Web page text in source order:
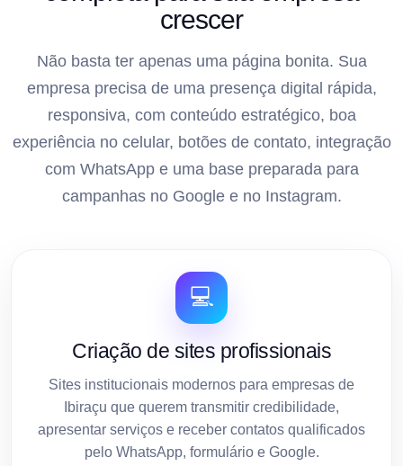
crescer
Não basta ter apenas uma página bonita. Sua
empresa precisa de uma presença digital rápida,
responsiva, com conteúdo estratégico, boa
experiência no celular, botões de contato, integração
com WhatsApp e uma base preparada para
campanhas no Google e no Instagram.
💻
Criação de sites profissionais
Sites institucionais modernos para empresas de
Ibiraçu que querem transmitir credibilidade,
apresentar serviços e receber contatos qualificados
pelo WhatsApp, formulário e Google.